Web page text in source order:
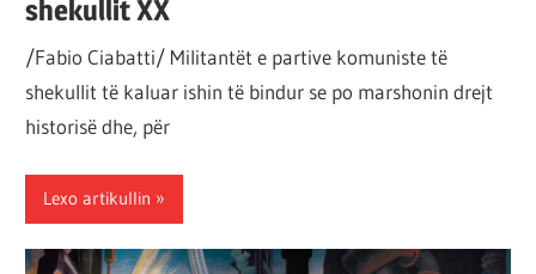
shekullit XX
/Fabio Ciabatti/ Militantët e partive komuniste të
shekullit të kaluar ishin të bindur se po marshonin drejt
historisë dhe, për
Lexo artikullin